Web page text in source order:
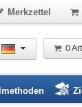
Merkzettel
0